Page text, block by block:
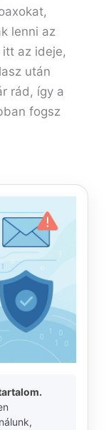
lenni az
itt az ideje,
után
rád, így a
fogsz